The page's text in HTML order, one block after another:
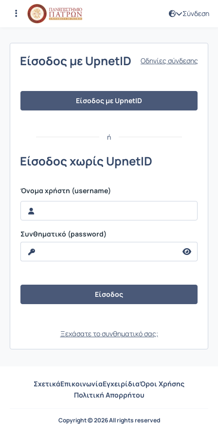
Σύνδεση
Σύνδεση
Είσοδος με UpnetID Οδηγίες σύνδεσης
Είσοδος με UpnetID
ή
Είσοδος χωρίς UpnetID
Όνομα χρήστη (username)
Συνθηματικό (password)
Ξεχάσατε το συνθηματικό σας;
ΣχετικάΕπικοινωνίαΕγχειρίδιαΌροι Χρήσης
Πολιτική Απορρήτου
Copyright © 2026 All rights reserved